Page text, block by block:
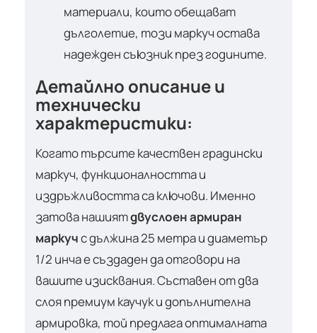
материали, които обещават
дълголетие, този маркуч остава
надежден съюзник през годините.
Детайлно описание и
технически
характеристики:
Когато търсите качествен градински
маркуч, функционалността и
издръжливостта са ключови. Именно
затова нашиятдвуслоен армиран
маркучс дължина 25 метра и диаметър
1/2 инча е създаден да отговори на
вашите изисквания. Съставен от два
слоя премиум каучук и допълнителна
армировка, той предлага оптималната